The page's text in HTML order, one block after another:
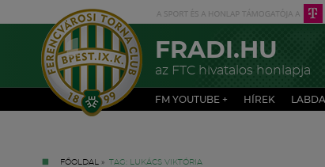
FRADI.HU
az FTC hivatalos honlapja
FM YOUTUBE + HÍREK
FŐOLDAL » TAG: LUKÁCS VIKTÓRIA